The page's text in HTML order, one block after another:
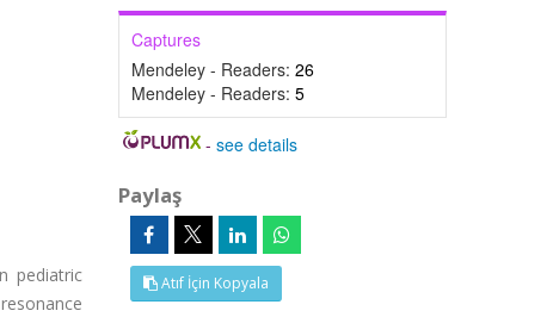
pediatric
Captures
Mendeley - Readers: 26
Mendeley - Readers: 5
-see details
Paylaş
Atıf İçin Kopyala